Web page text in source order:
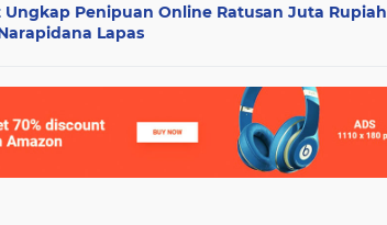
Ungkap Penipuan Online Ratusan Juta Rupiah
Lapas